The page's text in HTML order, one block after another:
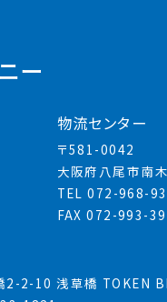
ー
物流センター
〒581-0042
大阪府八尾市南
TEL 072-968-
FAX 072-993-
2-2-10 浅草橋 TOKEN